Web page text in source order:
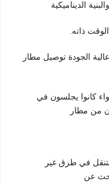
الديناميكية
ذاته.
الجودة توصيل مطار
كانوا يجلسون في
من مطار
في طرق غير
عن